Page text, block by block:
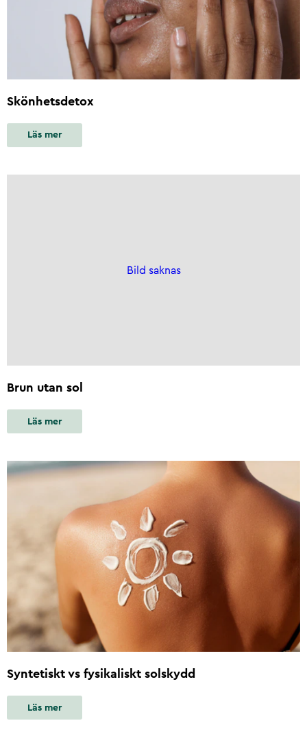
Skönhetsdetox
Läs mer
Bild saknas
Brun utan sol
Läs mer
Syntetiskt vs fysikaliskt solskydd
Läs mer